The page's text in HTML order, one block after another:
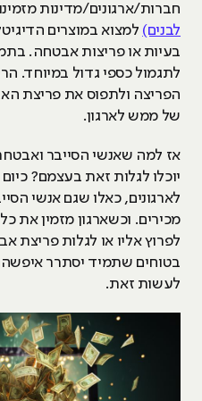
חברות/ארגונים/מדינות
לבנים) למצוא במוצרים
בעיות או פריצות אבטחה.
לתגמול כספי גדול במיוחד.
הפריצה ולתפוס את פריצת
של ממש לארגון.
אז למה שאנשי הסייבר
יוכלו לגלות זאת בעצמם?
לארגונים, כאלו שגם אנשי
מכירים. וכשארגון מזמין את
לפרוץ אליו או לגלות פריצת
בטוחים שתמיד יסתרר
לעשות זאת.